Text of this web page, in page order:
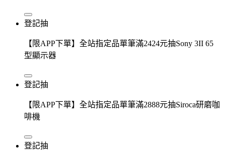
登記抽
【限APP下單】全站指定品單筆滿2424元抽Sony 3II 65
型顯示器
登記抽
【限APP下單】全站指定品單筆滿2888元抽Siroca研磨咖
啡機
登記抽